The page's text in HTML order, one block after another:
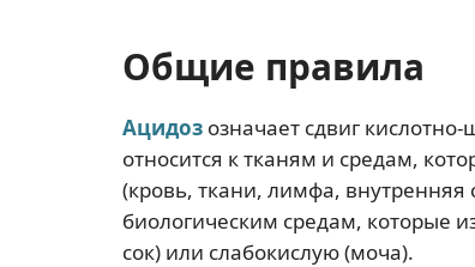
Общие правила
Ацидоз означает сдвиг
относится к тканям и средам,
(кровь, ткани, лимфа, внутренняя
биологическим средам, которые
сок) или слабокислую (моча).